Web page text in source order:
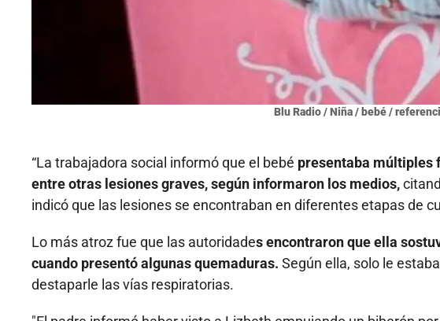
Blu Radio / Niña / bebé /
“La trabajadora social informó que el bebé presentaba múltiples
entre otras lesiones graves, según informaron los medios,
indicó que las lesiones se encontraban en diferentes etapas de
Lo más atroz fue que las autoridades encontraron que ella
cuando presentó algunas quemaduras. Según ella, solo le
destaparle las vías respiratorias.